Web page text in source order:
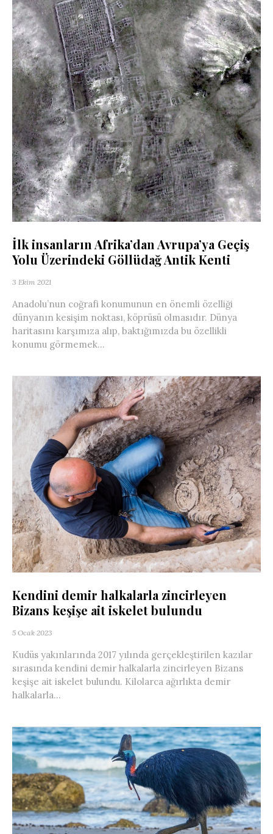
İlk insanların Afrika’dan Avrupa’ya Geçiş
Yolu Üzerindeki Göllüdağ Antik Kenti
3 Ekim 2021
Anadolu’nun coğrafi konumunun en önemli özelliği
dünyanın kesişim noktası, köprüsü olmasıdır. Dünya
haritasını karşımıza alıp, baktığımızda bu özellikli
konumu görmemek...
Kendini demir halkalarla zincirleyen
Bizans keşişe ait iskelet bulundu
5 Ocak 2023
Kudüs yakınlarında 2017 yılında gerçekleştirilen kazılar
sırasında kendini demir halkalarla zincirleyen Bizans
keşişe ait iskelet bulundu. Kilolarca ağırlıkta demir
halkalarla...